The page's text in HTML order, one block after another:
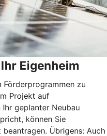
Eigenheim
zu
Projekt auf
geplanter Neubau
können Sie
Übrigens: Auch